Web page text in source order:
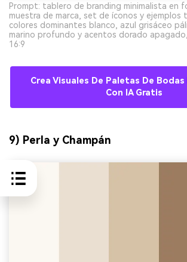
Prompt: tablero de branding minimalista en
muestra de marca, set de íconos y ejemplos
colores dominantes blanco, azul grisáceo
marino profundo y acentos dorado
16:9
Crea Visuales De Paletas De Bodas
Con IA Gratis
9) Perla y Champán